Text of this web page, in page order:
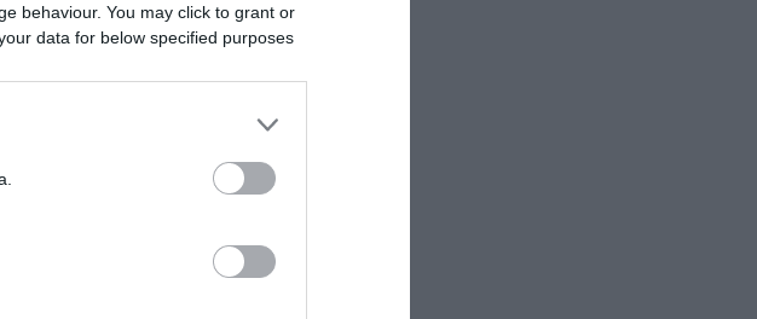
behaviour. You may click to grant or
data for below specified purposes